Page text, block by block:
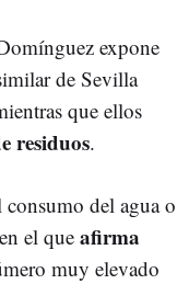
expone
de Sevilla
que ellos
residuos.
del agua o
el que afirma
muy elevado